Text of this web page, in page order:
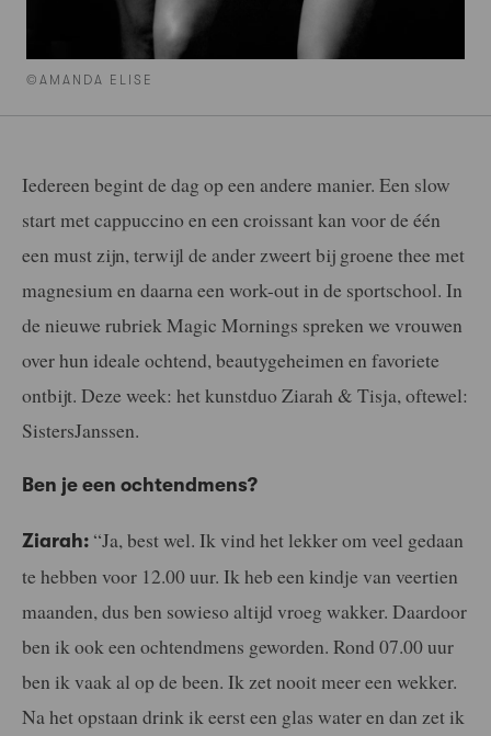
©AMANDA ELISE
Iedereen begint de dag op een andere manier. Een slow
start met cappuccino en een croissant kan voor de één
een must zijn, terwijl de ander zweert bij groene thee met
magnesium en daarna een work-out in de sportschool. In
de nieuwe rubriek Magic Mornings spreken we vrouwen
over hun ideale ochtend, beautygeheimen en favoriete
ontbijt. Deze week: het kunstduo Ziarah & Tisja, oftewel:
SistersJanssen.
Ben je een ochtendmens?
Ziarah: “Ja, best wel. Ik vind het lekker om veel gedaan
te hebben voor 12.00 uur. Ik heb een kindje van veertien
maanden, dus ben sowieso altijd vroeg wakker. Daardoor
ben ik ook een ochtendmens geworden. Rond 07.00 uur
ben ik vaak al op de been. Ik zet nooit meer een wekker.
Na het opstaan drink ik eerst een glas water en dan zet ik